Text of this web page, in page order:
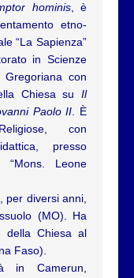
hominis, è
etno-
“La Sapienza”
in Scienze
Gregoriana con
Chiesa su Il
Paolo II. È
con
presso
“Mons. Leone
per diversi anni,
(MO). Ha
della Chiesa al
Faso).
in Camerun,